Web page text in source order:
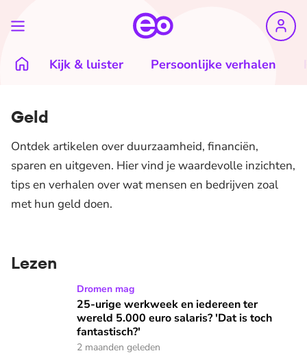
Kijk & luister Persoonlijke verhalen
Geld
Ontdek artikelen over duurzaamheid, financiën,
sparen en uitgeven. Hier vind je waardevolle inzichten,
tips en verhalen over wat mensen en bedrijven zoal
met hun geld doen.
Lezen
25-urige werkweek en iedereen ter wereld 5.000 euro
Dromen mag
25-urige werkweek en iedereen ter
wereld 5.000 euro salaris? 'Dat is toch
fantastisch?'
2 maanden geleden